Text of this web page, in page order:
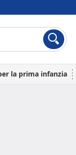
la prima infanzia